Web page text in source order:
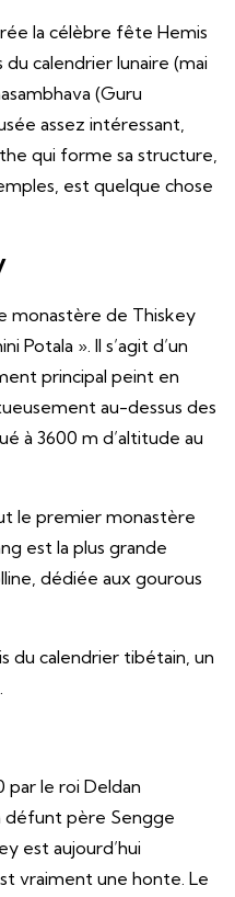
la célèbre fête Hemis
du calendrier lunaire (mai
(Guru
assez intéressant,
qui forme sa structure,
est quelque chose
monastère de Thiskey
Potala ». Il s’agit d’un
principal peint en
au-dessus des
à 3600 m d’altitude au
le premier monastère
est la plus grande
dédiée aux gourous
du calendrier tibétain, un
par le roi Deldan
défunt père Sengge
est aujourd’hui
vraiment une honte. Le